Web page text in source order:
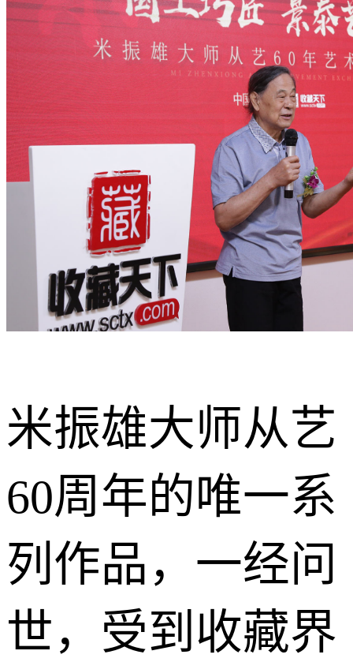
米振雄大师从艺
60周年的唯一系
列作品，一经问
世，受到收藏界